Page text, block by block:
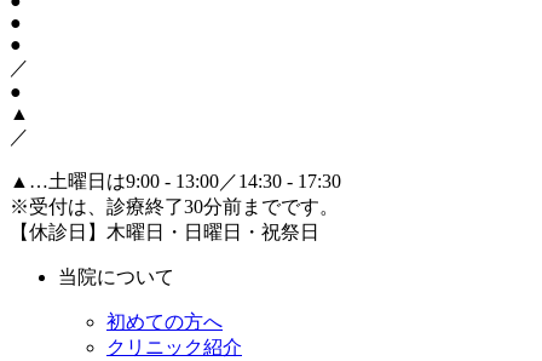
●
●
／
●
▲
／
▲ …土曜日は9:00 - 13:00／14:30 - 17:30
※受付は、診療終了30分前までです。
【休診日】木曜日・日曜日・祝祭日
当院について
初めての方へ
クリニック紹介